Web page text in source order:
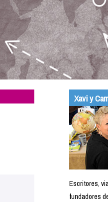
Xavi y
Escritores,
fundadores